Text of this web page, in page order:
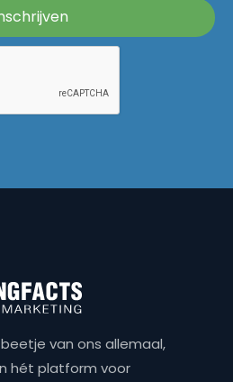
van ons allemaal,
hét platform voor